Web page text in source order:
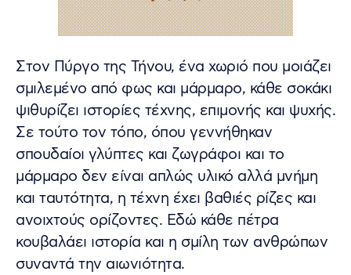
Στον Πύργο της Τήνου, ένα χωριό που μοιάζει
σμιλεμένο από φως και μάρμαρο, κάθε σοκάκι
ψιθυρίζει ιστορίες τέχνης, επιμονής και ψυχής.
Σε τούτο τον τόπο, όπου γεννήθηκαν
σπουδαίοι γλύπτες και ζωγράφοι και το
μάρμαρο δεν είναι απλώς υλικό αλλά μνήμη
και ταυτότητα, η τέχνη έχει βαθιές ρίζες και
ανοιχτούς ορίζοντες. Εδώ κάθε πέτρα
κουβαλάει ιστορία και η σμίλη των ανθρώπων
συναντά την αιωνιότητα.